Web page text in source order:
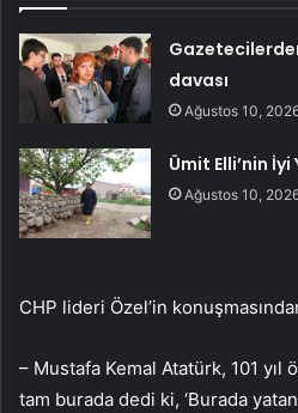
davası
Ağustos 10,
Ümit Elli’nin
Ağustos 10,
CHP lideri Özel’in
– Mustafa Kemal Atatürk, 101 yıl
tam burada dedi ki, ‘Burada